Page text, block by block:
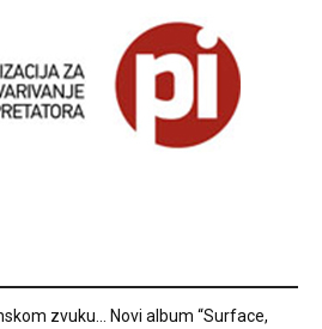
zvuku… Novi album “Surface,